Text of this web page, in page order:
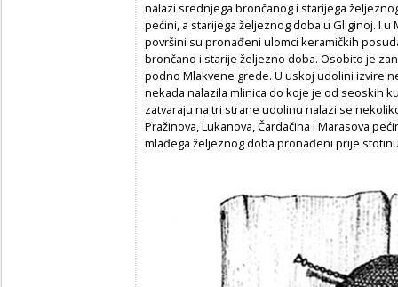
nalazi srednjega brončanog i starijega
pećini, a starijega željeznog doba u Gliginoj. I u
površini su pronađeni ulomci keramičkih
brončano i starije željezno doba. Osobito je
podno Mlakvene grede. U uskoj udolini izvire
nekada nalazila mlinica do koje je od seoskih
zatvaraju na tri strane udolinu nalazi se
Pražinova, Lukanova, Čardačina i Marasova
mlađega željeznog doba pronađeni prije